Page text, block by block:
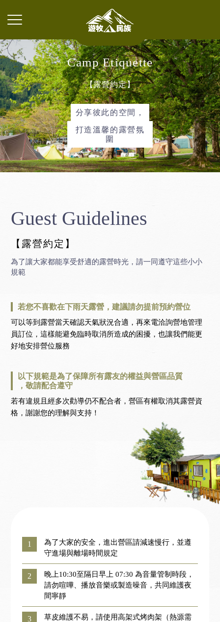
CampEtiquette
【露營約定】
分享彼此的空間，
打造溫馨的露營氛
圍
Guest Guidelines
【露營約定】
為了讓大家都能享受舒適的露營時光，請一同遵守這些小小
規範
若您不喜歡在下雨天露營，建議請勿提前預約營位
可以等到露營當天確認天氣狀況合適，再來電洽詢營地管理
員訂位，這樣能避免臨時取消所造成的困擾，也讓我們能更
好地安排營位服務
以下規範是為了保障所有露友的權益與營區品質
，敬請配合遵守
若有違規且經多次勸導仍不配合者，營區有權取消其露營資
格，謝謝您的理解與支持！
1
為了大家的安全，進出營區請減速慢行，並遵
守進場與離場時間規定
2
晚上10:30至隔日早上 07:30 為音量管制時段，
請勿喧嘩、播放音樂或製造噪音，共同維護夜
間寧靜
3
草皮維護不易，請使用高架式烤肉架（熱源需